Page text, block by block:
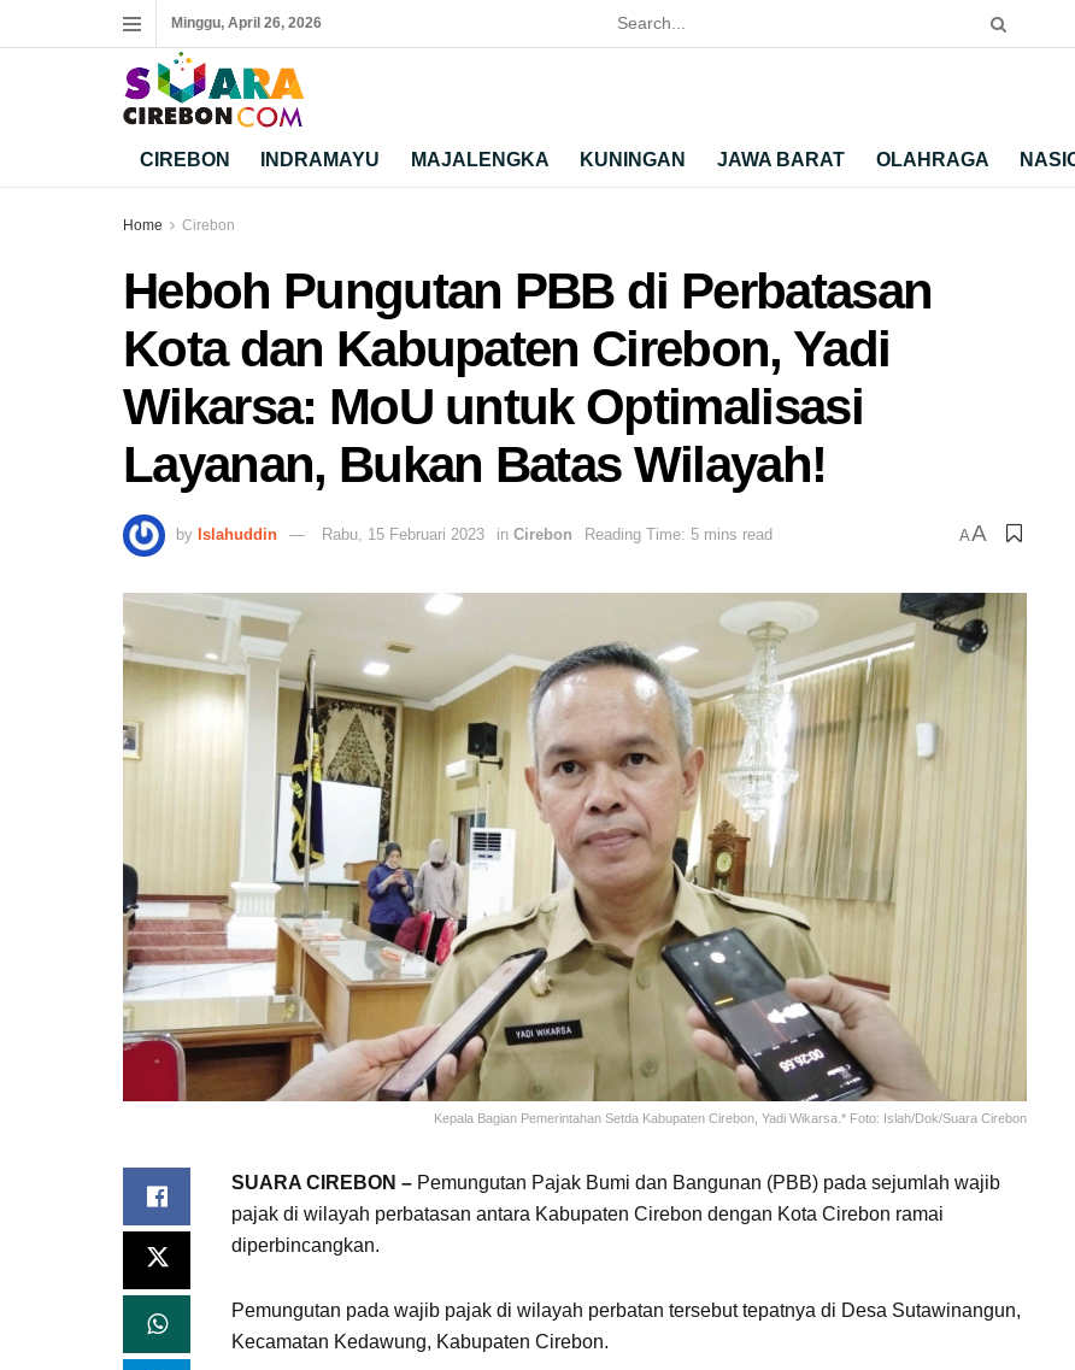
Minggu, April 26, 2026
CIREBON INDRAMAYU MAJALENGKA KUNINGAN JAWA BARAT OLAHRAGA
Home Cirebon
Heboh Pungutan PBB di Perbatasan
Kota dan Kabupaten Cirebon, Yadi
Wikarsa: MoU untuk Optimalisasi
Layanan, Bukan Batas Wilayah!
by Islahuddin Rabu, 15 Februari 2023 in Cirebon Reading Time: 5 mins read AA
Kepala Bagian Pemerintahan Setda Kabupaten Cirebon, Yadi Wikarsa.* Foto: Islah/Dok/Suara Cirebon
SUARA CIREBON – Pemungutan Pajak Bumi dan Bangunan (PBB) pada sejumlah wajib
pajak di wilayah perbatasan antara Kabupaten Cirebon dengan Kota Cirebon ramai
diperbincangkan.
Pemungutan pada wajib pajak di wilayah perbatan tersebut tepatnya di Desa Sutawinangun,
Kecamatan Kedawung, Kabupaten Cirebon.